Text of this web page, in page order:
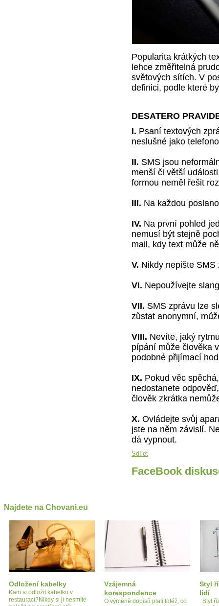
Popularita krátkých
lehce změřitelná
světových sítích. V
definici, podle které
DESATERO
I. Psaní textových
neslušné jako
II. SMS jsou
menší či větší
formou neměl řešit
III. Na každou
IV. Na první pohled
nemusí být stejně
mail, kdy text může
V. Nikdy nepište
VI. Nepoužívejte
VII. SMS zprávu lze
zůstat anonymní,
VIII. Nevíte, jaký
pípání může člověka
podobné přijímací
IX. Pokud věc
nedostanete
člověk zkrátka
X. Ovládejte svůj
jste na něm závislí.
dá vypnout.
Sdílet
FaceBook
Najdete na Chovani.eu
Odložení kabelky
Kam si odložit kabelku v
restauraci?Nikdy si ji nesmíte
Vzájemná
korespondence
O výměně dopisů platí totéž, co
Styl
lidí
Styl